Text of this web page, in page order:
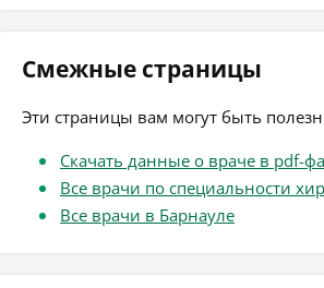
Смежные страницы
Эти страницы вам могут быть
Скачать данные о враче в pdf-
Все врачи по специальности
Все врачи в Барнауле